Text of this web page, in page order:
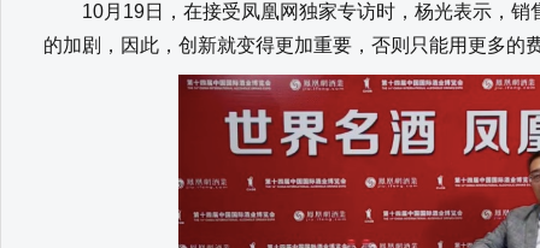
10月19日，在接受凤凰网独家专访时，杨光表示，销
的加剧，因此，创新就变得更加重要，否则只能用更多的